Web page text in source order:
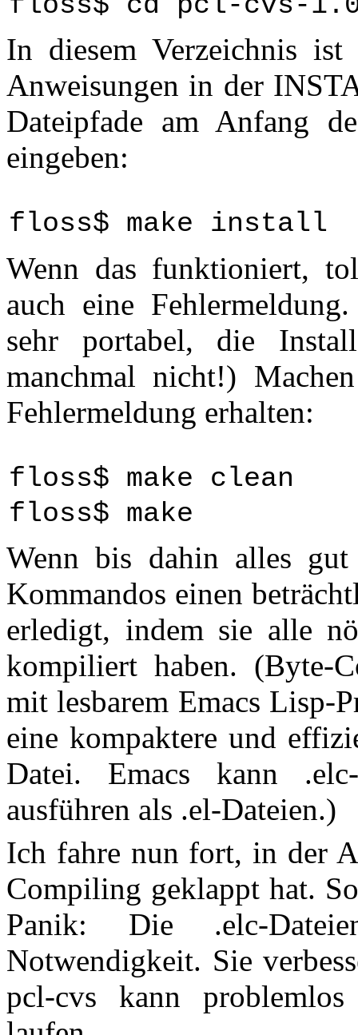
In diesem Verzeichnis
Anweisungen in der
Dateipfade am Anfang
eingeben:
floss$ make install
Wenn das funktioniert,
auch eine
sehr portabel, die
manchmal nicht!)
Fehlermeldung erhalten:
floss$ make clean
floss$ make
Wenn bis dahin alles gut
Kommandos einen
erledigt, indem sie alle
kompiliert haben. (Byte-
mit lesbarem Emacs Lisp-
eine kompaktere und
Datei. Emacs kann
ausführen als .el-Dateien.)
Ich fahre nun fort, in der
Compiling geklappt hat.
Panik: Die .elc-
Notwendigkeit. Sie
pcl-cvs kann